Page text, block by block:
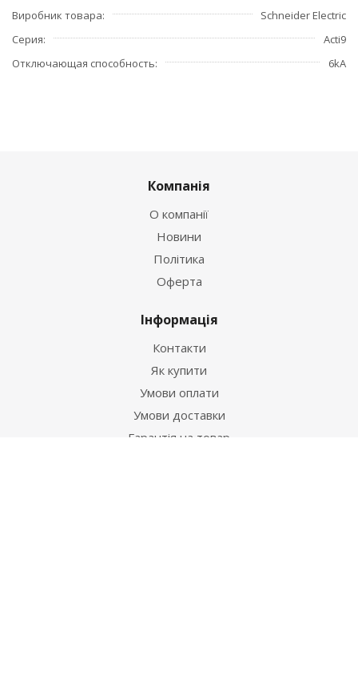
Виробник товара
Schneider Electric
Серия
Acti9
Отключающая способность
6kA
Компанія
О компанії
Новини
Політика
Оферта
Інформація
Контакти
Як купити
Умови оплати
Умови доставки
Гарантія на товар